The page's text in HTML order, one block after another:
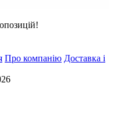
Про компанію Доставка і